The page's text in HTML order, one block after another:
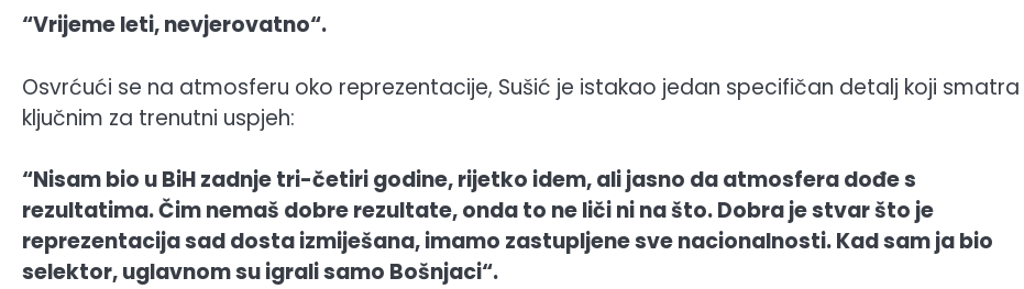
“Vrijeme leti, nevjerovatno“.
Osvrćući se na atmosferu oko reprezentacije, Sušić je istakao jedan specifičan detalj koji smatra
ključnim za trenutni uspjeh:
“Nisam bio u BiH zadnje tri-četiri godine, rijetko idem, ali jasno da atmosfera dođe s
rezultatima. Čim nemaš dobre rezultate, onda to ne liči ni na što. Dobra je stvar što je
reprezentacija sad dosta izmiješana, imamo zastupljene sve nacionalnosti. Kad sam ja bio
selektor, uglavnom su igrali samo Bošnjaci“.